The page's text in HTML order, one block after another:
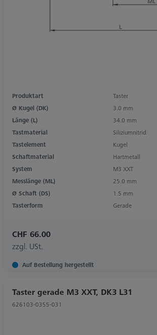
Produktart
Taster
Ø Kugel (DK)
3.0 mm
Länge (L)
34.0 mm
Tastmaterial
Siliziumnitrid
Tastelement
Kugel
Schaftmaterial
Hartmetall
System
M3 XXT
Messlänge (ML)
25.0 mm
Ø Schaft (DS)
1.5 mm
Tasterform
Gerade
CHF 66.00
zzgl. USt.
Auf Bestellung hergestellt
Taster gerade M3 XXT, DK3 L31
626103-0355-031